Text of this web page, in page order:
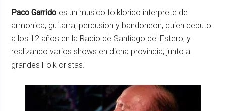
Paco Garrido es un musico folklorico interprete de
armonica, guitarra, percusion y bandoneon, quien debuto
a los 12 años en la Radio de Santiago del Estero, y
realizando varios shows en dicha provincia, junto a
grandes Folkloristas.